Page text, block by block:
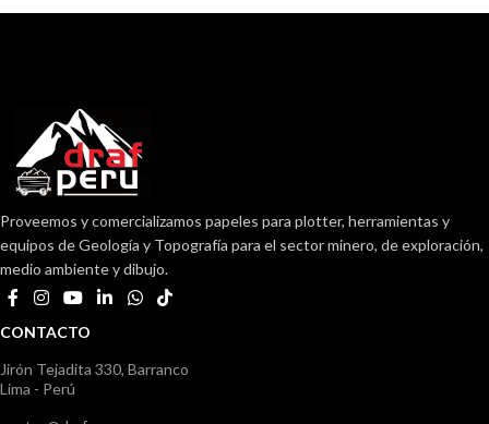
Proveemos y comercializamos papeles para plotter, herramientas y
equipos de Geología y Topografía para el sector minero, de exploración,
medio ambiente y dibujo.
CONTACTO
Jirón Tejadita 330, Barranco
Lima - Perú